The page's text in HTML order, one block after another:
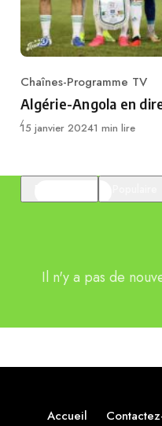
Category
Chaînes-Programme TV
Algérie-Angola en
Publié
15 janvier 20241 min lire
Il n'y a pas de
Accueil